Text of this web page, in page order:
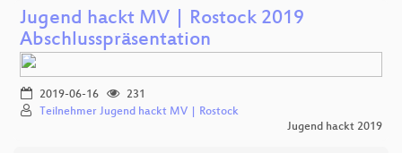
Jugend hackt MV | Rostock 2019
Abschlusspräsentation
2019-06-16
231
Teilnehmer Jugend hackt MV | Rostock
Jugend hackt 2019